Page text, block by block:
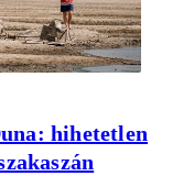
hihetetlen